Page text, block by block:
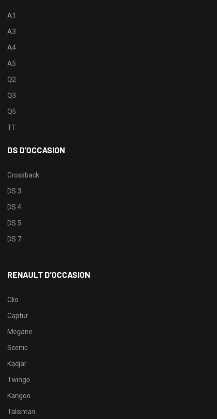
A1
A3
A4
A5
Q2
Q3
Q5
TT
DS D’OCCASION
Crossback
DS 3
DS 4
DS 5
DS 7
RENAULT D’OCCASION
Clio
Captur
Megane
Scenic
Kadjar
Twingo
Kangoo
Talisman